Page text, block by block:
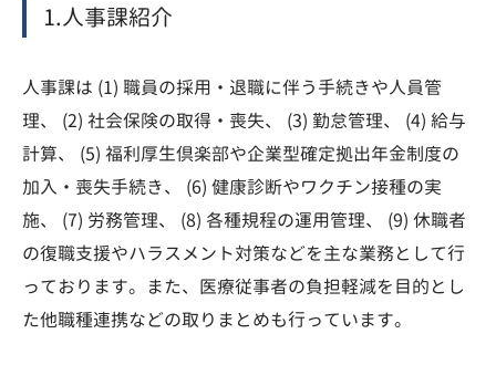
1.人事課紹介
人事課は (1) 職員の採用・退職に伴う手続きや人員管
理、 (2) 社会保険の取得・喪失、 (3) 勤怠管理、 (4) 給与
計算、 (5) 福利厚生倶楽部や企業型確定拠出年金制度の
加入・喪失手続き、 (6) 健康診断やワクチン接種の実
施、 (7) 労務管理、 (8) 各種規程の運用管理、 (9) 休職者
の復職支援やハラスメント対策などを主な業務として行
っております。また、医療従事者の負担軽減を目的とし
た他職種連携などの取りまとめも行っています。